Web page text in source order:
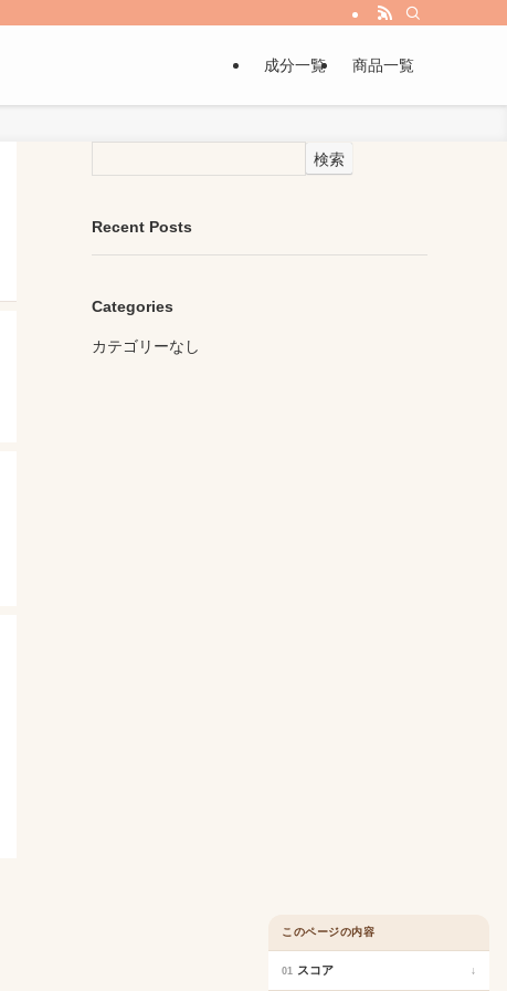
成分一覧 商品一覧
検索
Recent Posts
Categories
カテゴリーなし
このページの内容
01 スコア ↓